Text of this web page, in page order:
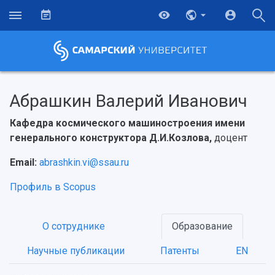
Абрашкин Валерий Иванович
Кафедра космического машиностроения имени
генерального конструктора Д.И.Козлова, доцент
Email: abrashkin.vi@ssau.ru
Профиль в Scopus
О сотруднике Образование
Научные публикации Патенты EN